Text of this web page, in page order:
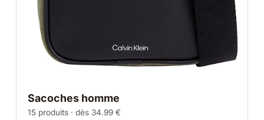
Sacoches homme
15 produits · dès 34.99 €